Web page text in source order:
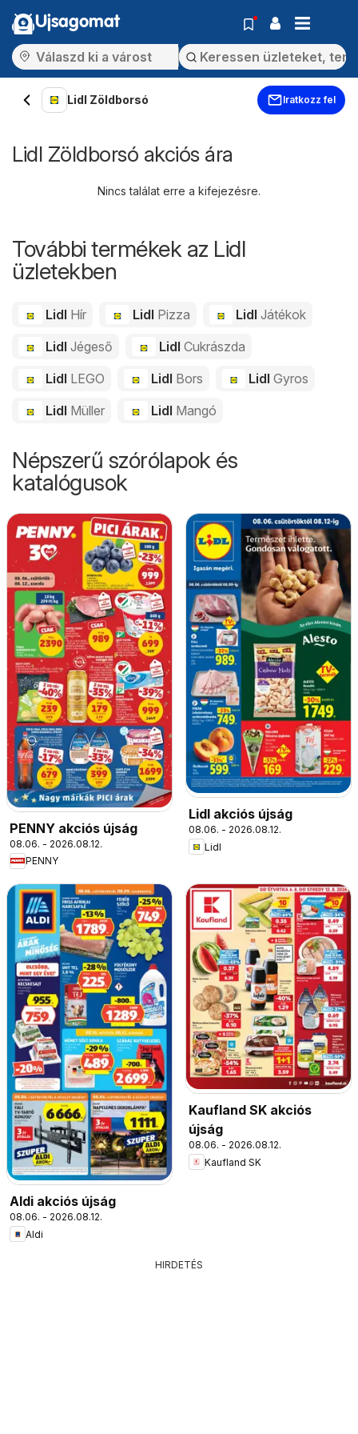
Ujsagomat
Lidl Zöldborsó Iratkozz fel
Lidl Zöldborsó akciós ára
Nincs találat erre a kifejezésre.
További termékek az Lidl
üzletekben
Lidl Hír Lidl Pizza LidlJátékok
Lidl Jégeső Lidl Cukrászda
Lidl LEGO Lidl Bors LidlGyros
Lidl Müller Lidl Mangó
Népszerű szórólapok és
katalógusok
PENNY akciós újság
08.06. - 2026.08.12.
PENNY
Lidl akciós újság
08.06. - 2026.08.12.
Lidl
Aldi akciós újság
08.06. - 2026.08.12.
Aldi
Kaufland SK akciós
újság
08.06. - 2026.08.12.
Kaufland SK
HIRDETÉS